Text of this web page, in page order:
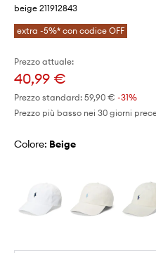
beige 211912843
extra -5%* con codice OFF
Prezzo attuale:
40,99 €
Prezzo standard: 59,90 € -31%
Prezzo più basso nei 30 giorni
Colore: beige